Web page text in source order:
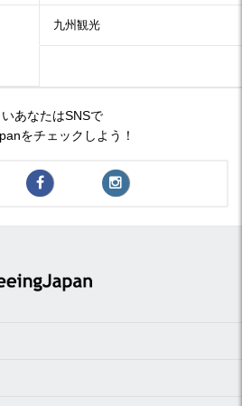
九州観光
あなたはSNSで
をチェックしよう！